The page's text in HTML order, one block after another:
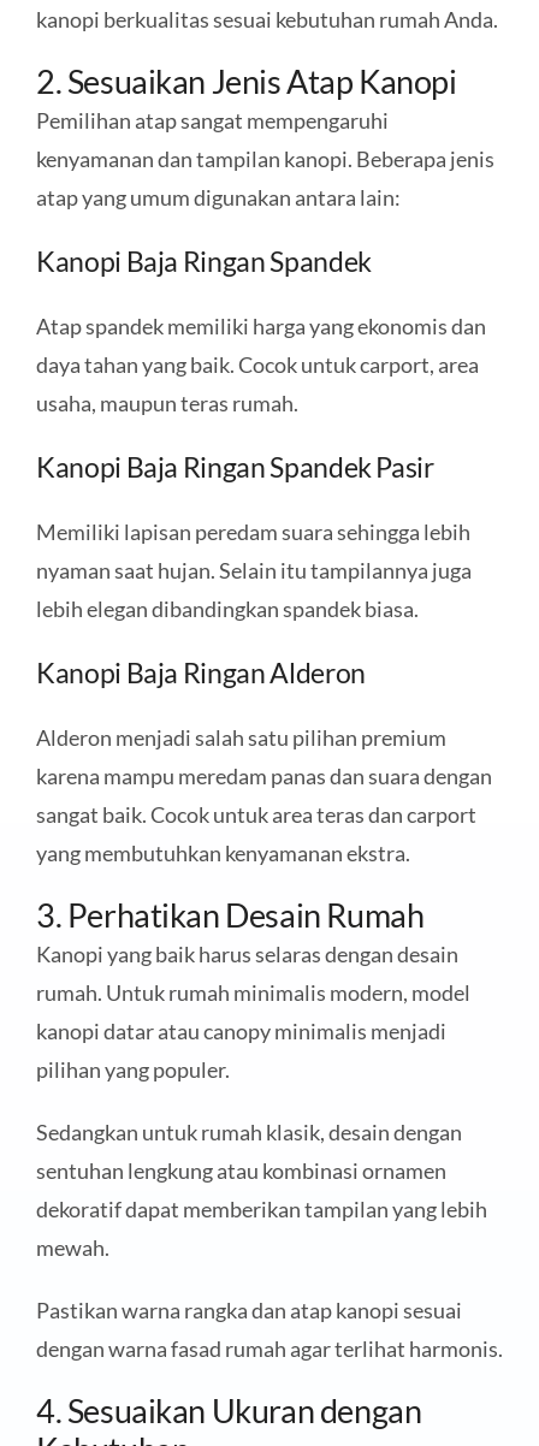
kanopi berkualitas sesuai kebutuhan rumah Anda.
2. Sesuaikan Jenis Atap Kanopi
Pemilihan atap sangat mempengaruhi
kenyamanan dan tampilan kanopi. Beberapa jenis
atap yang umum digunakan antara lain:
Kanopi Baja Ringan Spandek
Atap spandek memiliki harga yang ekonomis dan
daya tahan yang baik. Cocok untuk carport, area
usaha, maupun teras rumah.
Kanopi Baja Ringan Spandek Pasir
Memiliki lapisan peredam suara sehingga lebih
nyaman saat hujan. Selain itu tampilannya juga
lebih elegan dibandingkan spandek biasa.
Kanopi Baja Ringan Alderon
Alderon menjadi salah satu pilihan premium
karena mampu meredam panas dan suara dengan
sangat baik. Cocok untuk area teras dan carport
yang membutuhkan kenyamanan ekstra.
3. Perhatikan Desain Rumah
Kanopi yang baik harus selaras dengan desain
rumah. Untuk rumah minimalis modern, model
kanopi datar atau canopy minimalis menjadi
pilihan yang populer.
Sedangkan untuk rumah klasik, desain dengan
sentuhan lengkung atau kombinasi ornamen
dekoratif dapat memberikan tampilan yang lebih
mewah.
Pastikan warna rangka dan atap kanopi sesuai
dengan warna fasad rumah agar terlihat harmonis.
4. Sesuaikan Ukuran dengan